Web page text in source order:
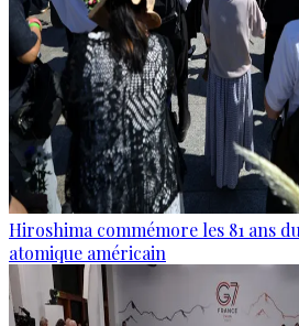
Hiroshima commémore les 81 ans
atomique américain